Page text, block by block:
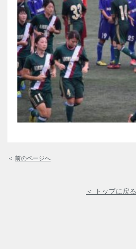
＜ 前のページへ
＜ トップに戻る